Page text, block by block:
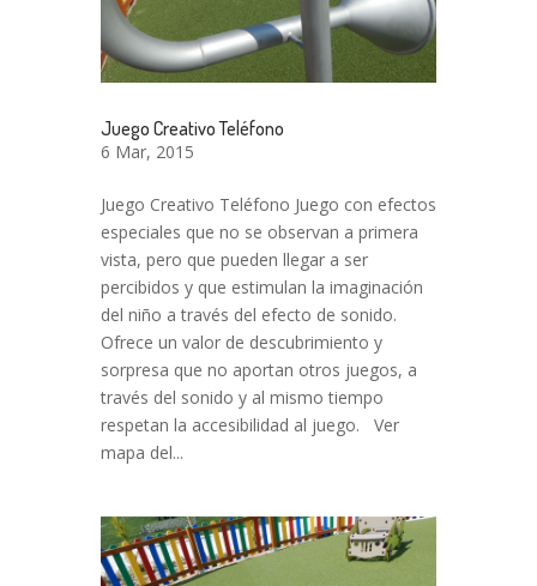
Juego Creativo Teléfono
6 Mar, 2015
Juego Creativo Teléfono Juego con efectos
especiales que no se observan a primera
vista, pero que pueden llegar a ser
percibidos y que estimulan la imaginación
del niño a través del efecto de sonido.
Ofrece un valor de descubrimiento y
sorpresa que no aportan otros juegos, a
través del sonido y al mismo tiempo
respetan la accesibilidad al juego. Ver
mapa del...